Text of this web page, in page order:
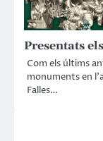
Presentats
Com els últims
monuments en
Falles…